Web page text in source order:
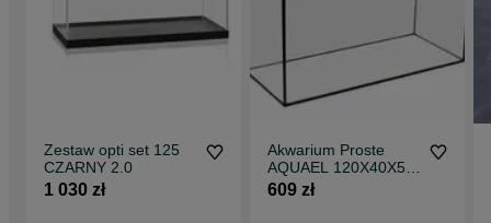
Zestaw opti set 125
CZARNY 2.0
1 030 zł
Akwarium Proste
AQUAEL 120X40X50
240 L
609 zł